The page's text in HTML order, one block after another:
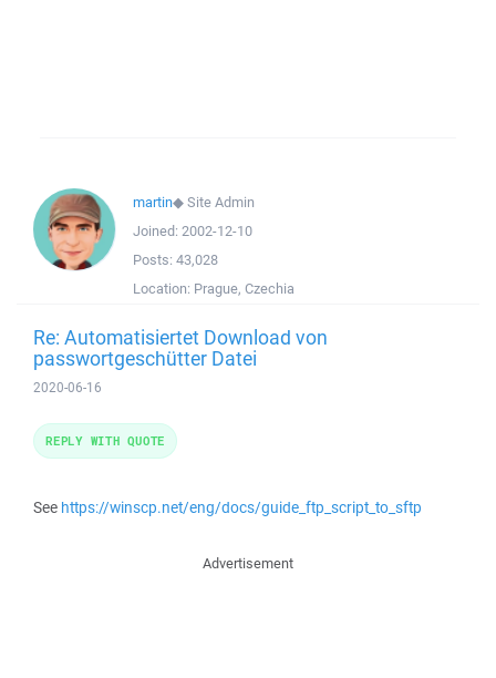
martin◆Site Admin
Joined: 2002-12-10
Posts: 43,028
Location: Prague, Czechia
Re: Automatisiertet Download von
passwortgeschütter Datei
2020-06-16
See https://winscp.net/eng/docs/guide_ftp_script_to_sftp
REPLY WITH QUOTE
Advertisement